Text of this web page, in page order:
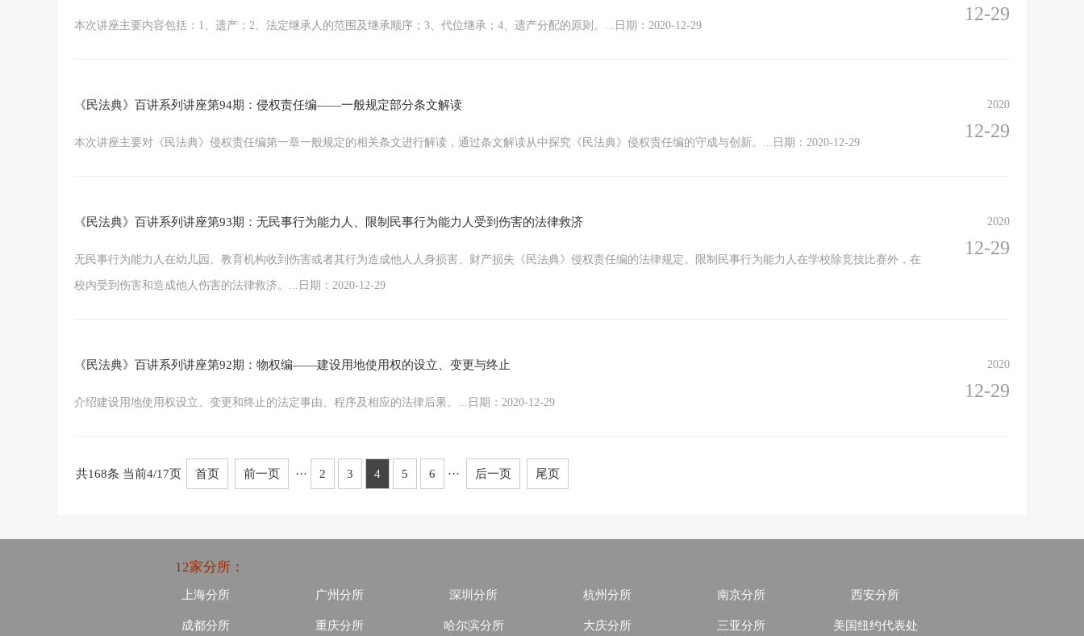
本次讲座主要内容包括：1、遗产；2、法定继承人的范围及继承顺序；3、代位继承；4、遗产分配的原则。...日期：2020-12-29
12-29
《民法典》百讲系列讲座第94期：侵权责任编——一般规定部分条文解读
本次讲座主要对《民法典》侵权责任编第一章一般规定的相关条文进行解读，通过条文解读从中探究《民法典》侵权责任编的守成与创新。...日期：2020-12-29
2020
12-29
《民法典》百讲系列讲座第93期：无民事行为能力人、限制民事行为能力人受到伤害的法律救济
无民事行为能力人在幼儿园、教育机构收到伤害或者其行为造成他人人身损害、财产损失《民法典》侵权责任编的法律规定。限制民事行为能力人在学校除竞技比赛外，在
校内受到伤害和造成他人伤害的法律救济。...日期：2020-12-29
2020
12-29
《民法典》百讲系列讲座第92期：物权编——建设用地使用权的设立、变更与终止
介绍建设用地使用权设立、变更和终止的法定事由、程序及相应的法律后果。...日期：2020-12-29
2020
12-29
共168条 当前4/17页 首页 前一页 ··· 2 3 4 5 6 ··· 后一页 尾页
12家分所：
上海分所 广州分所 深圳分所 杭州分所 南京分所 西安分所
成都分所 重庆分所 哈尔滨分所 大庆分所 三亚分所 美国纽约代表处